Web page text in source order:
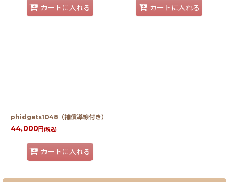
カートに入れる カートに入れる
phidgets1048（補償導線付き）
44,000円(税込)
カートに入れる